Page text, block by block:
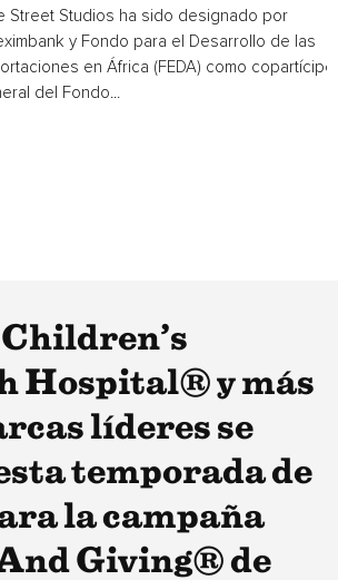
Street Studios ha sido designado por
y Fondo para el Desarrollo de las
en África (FEDA) como copartícipe
del Fondo...
Hospital® y más
líderes se
temporada de
la campaña
Giving® de